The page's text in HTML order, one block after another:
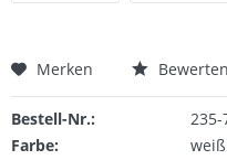
Merken Bewerten
Bestell-Nr.:
235-
Farbe:
weiß